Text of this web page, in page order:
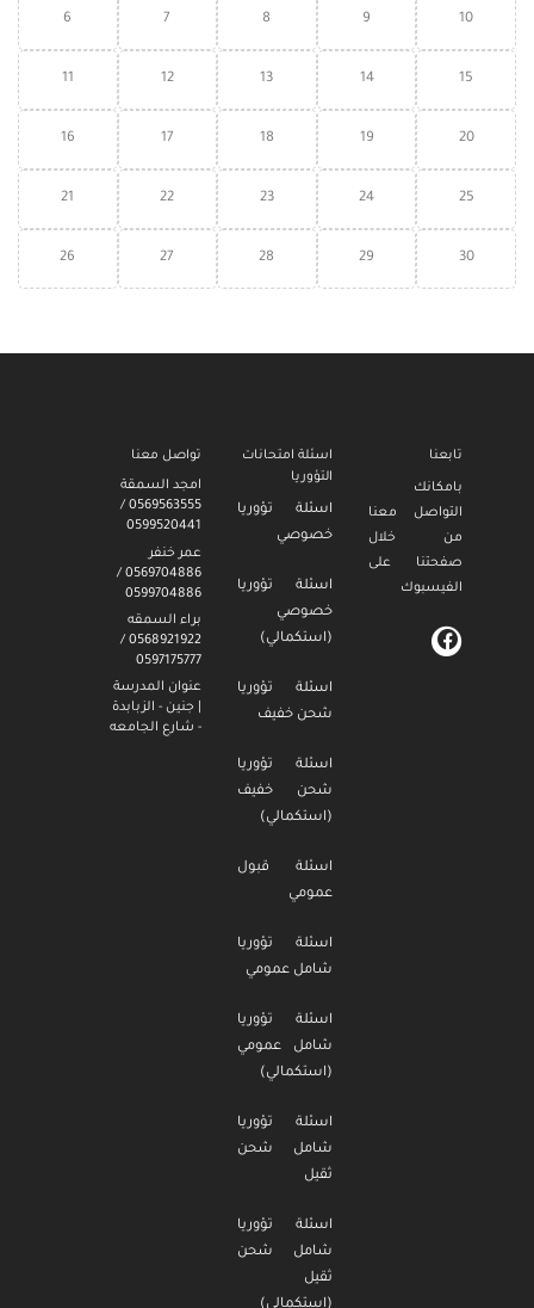
6 7 8 9 10
11 12 13 14 15
16 17 18 19 20
21 22 23 24 25
26 27 28 29 30
تواصل معنا
امجد السمقة
0569563555 /
0599520441
عمر خنفر
0569704886 /
0599704886
براء السمقه
0568921922 /
0597175777
عنوان المدرسة
| جنين - الزبابدة
- شارع الجامعه
اسئلة امتحانات
التؤوريا
اسئلة تؤوريا
خصوصي
اسئلة تؤوريا
خصوصي
(استكمالي)
اسئلة تؤوريا
شحن خفيف
اسئلة تؤوريا
شحن خفيف
(استكمالي)
اسئلة قبول
عمومي
اسئلة تؤوريا
شامل عمومي
اسئلة تؤوريا
شامل عمومي
(استكمالي)
اسئلة تؤوريا
شامل شحن
ثقيل
اسئلة تؤوريا
شامل شحن
ثقيل
تابعنا
بامكانك
التواصل معنا
من خلال
صفحتنا على
الفيسبوك